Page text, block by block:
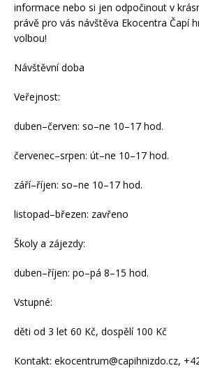
informace nebo si jen odpočinout v
právě pro vás návštěva Ekocentra Čapí
volbou!
Návštěvní doba
Veřejnost:
duben–červen: so–ne 10–17 hod.
červenec–srpen: út–ne 10–17 hod.
září–říjen: so–ne 10–17 hod.
listopad–březen: zavřeno
Školy a zájezdy:
duben–říjen: po–pá 8–15 hod.
Vstupné:
děti od 3 let 60 Kč, dospělí 100 Kč
Kontakt: ekocentrum@capihnizdo.cz,